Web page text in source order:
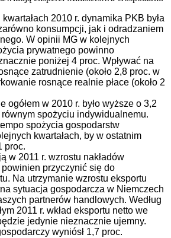
2010 r. dynamika PKB była
konsumpcji, jak i odradzaniem
W opinii MG w kolejnych
prywatnego powinno
poniżej 4 proc. Wpływać na
zatrudnienie (około 2,8 proc. w
rosnące realnie płace (około 2
ogółem w 2010 r. było wyższe o 3,2
równym spożyciu indywidualnemu.
spożycia gospodarstw
kwartałach, by w ostatnim
proc.
w 2011 r. wzrostu nakładów
przyczynić się do
Na utrzymanie wzrostu eksportu
sytuacja gospodarcza w Niemczech
partnerów handlowych. Według
2011 r. wkład eksportu netto we
jedynie nieznacznie ujemny.
wyniósł 1,7 proc.